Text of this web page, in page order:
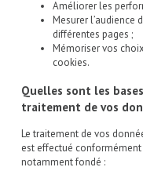
Améliorer les
Mesurer l’audience
différentes pages ;
Mémoriser vos
cookies.
Quelles sont les
traitement de vos
Le traitement de vos
est effectué conformément
notamment fondé :